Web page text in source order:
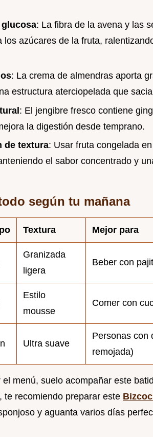
: La fibra de la avena y las
los azúcares de la fruta,
: La crema de almendras aporta
estructura aterciopelada que
: El jengibre fresco contiene
la digestión desde temprano.
de textura: Usar fruta congelada
el sabor concentrado y
según tu mañana
Textura Mejor para
Granizada
ligera
Beber con
Estilo
mousse
Comer con
Ultra suave
Personas con
remojada)
menú, suelo acompañar este
te recomiendo preparar este
y aguanta varios días